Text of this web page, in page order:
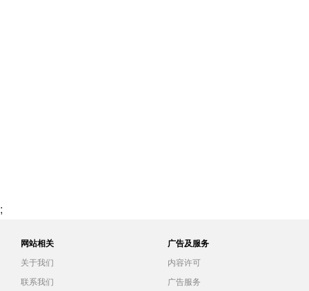
;
网站相关
关于我们
联系我们
广告及服务
内容许可
广告服务